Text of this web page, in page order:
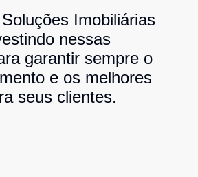
Imobiliárias
nessas
garantir sempre o
e os melhores
seus clientes.